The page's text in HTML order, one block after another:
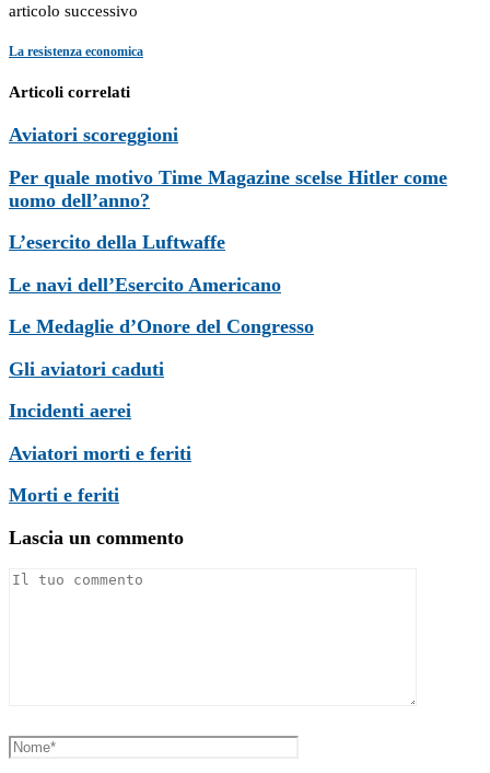
articolo successivo
La resistenza economica
Articoli correlati
Aviatori scoreggioni
Per quale motivo Time Magazine scelse Hitler come
uomo dell’anno?
L’esercito della Luftwaffe
Le navi dell’Esercito Americano
Le Medaglie d’Onore del Congresso
Gli aviatori caduti
Incidenti aerei
Aviatori morti e feriti
Morti e feriti
Lascia un commento